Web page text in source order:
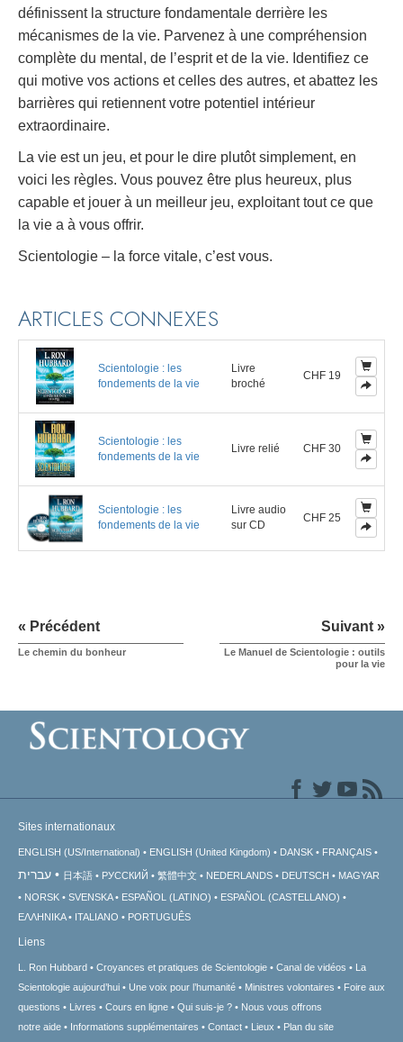
définissent la structure fondamentale derrière les
mécanismes de la vie. Parvenez à une compréhension
complète du mental, de l’esprit et de la vie. Identifiez ce
qui motive vos actions et celles des autres, et abattez les
barrières qui retiennent votre potentiel intérieur
extraordinaire.
La vie est un jeu, et pour le dire plutôt simplement, en
voici les règles. Vous pouvez être plus heureux, plus
capable et jouer à un meilleur jeu, exploitant tout ce que
la vie a à vous offrir.
Scientologie – la force vitale, c’est vous.
ARTICLES CONNEXES
Scientologie : les
fondements de la vie
Livre
broché
CHF 19
Scientologie : les
fondements de la vie
Livre relié CHF 30
Scientologie : les
fondements de la vie
Livre audio
sur CD
CHF 25
« Précédent
Le chemin du bonheur
Suivant »
Le Manuel de Scientologie : outils
pour la vie
Sites internationaux
ENGLISH (US/International) ENGLISH (United Kingdom) DANSK FRANÇAIS
עברית 日本語 РУССКИЙ 繁體中文 NEDERLANDS DEUTSCH
MAGYAR
NORSK
SVENSKA ESPAÑOL (LATINO)
ESPAÑOL (CASTELLANO)
ΕΛΛΗΝΙΚA
ITALIANO PORTUGUÊS
Liens
L. Ron Hubbard Croyances et pratiques de Scientologie Canal de vidéos
La
Scientologie aujourd’hui
Une voix pour l’humanité Ministres volontaires
Foire aux
questions
Livres Cours en ligne Qui suis-je ?
Nous vous offrons
notre aide
Informations supplémentaires Contact Lieux Plan du site